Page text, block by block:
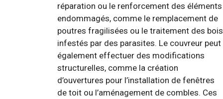
réparation ou le renforcement des éléments
endommagés, comme le remplacement de
poutres fragilisées ou le traitement des bois
infestés par des parasites. Le couvreur peut
également effectuer des modifications
structurelles, comme la création
d’ouvertures pour l’installation de fenêtres
de toit ou l’aménagement de combles. Ces